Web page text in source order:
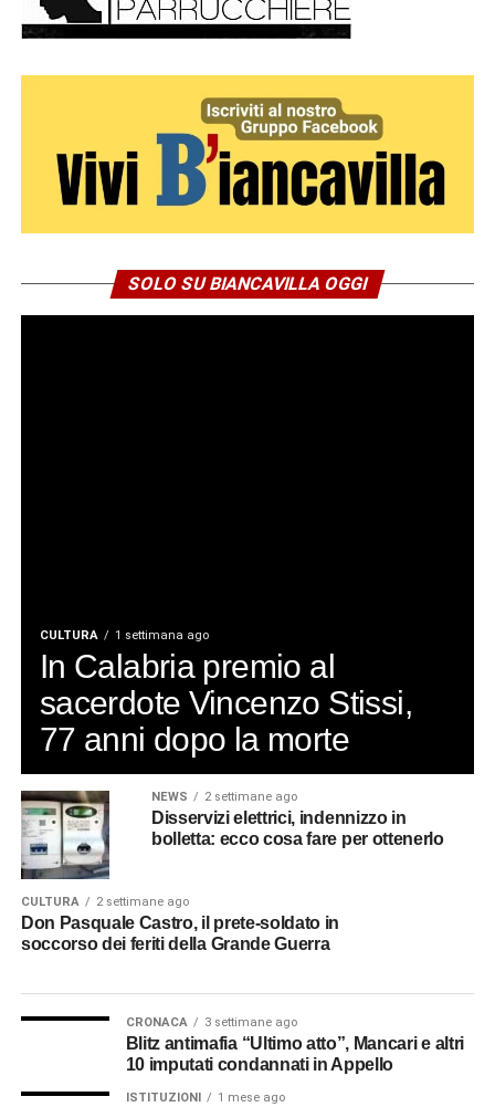
SOLO SU BIANCAVILLA OGGI
CULTURA 1 settimana ago
In Calabria premio al
sacerdote Vincenzo Stissi,
77 anni dopo la morte
NEWS 2 settimane ago
Disservizi elettrici, indennizzo in
bolletta: ecco cosa fare per ottenerlo
CULTURA 2 settimane ago
Don Pasquale Castro, il prete-soldato in
soccorso dei feriti della Grande Guerra
CRONACA 3 settimane ago
Blitz antimafia “Ultimo atto”, Mancari e altri
10 imputati condannati in Appello
ISTITUZIONI 1 mese ago